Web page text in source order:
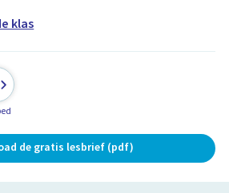
klas
de gratis lesbrief (pdf)